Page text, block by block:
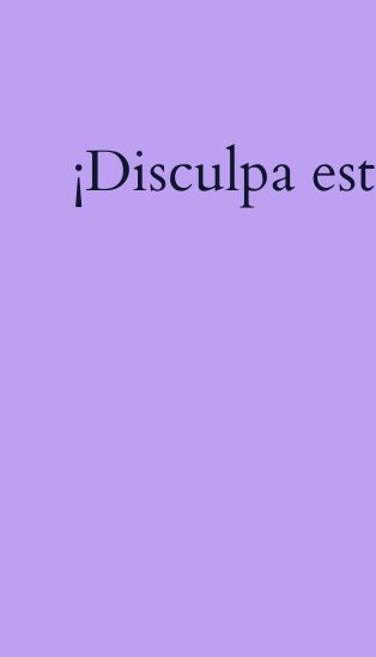
¡Disculpa